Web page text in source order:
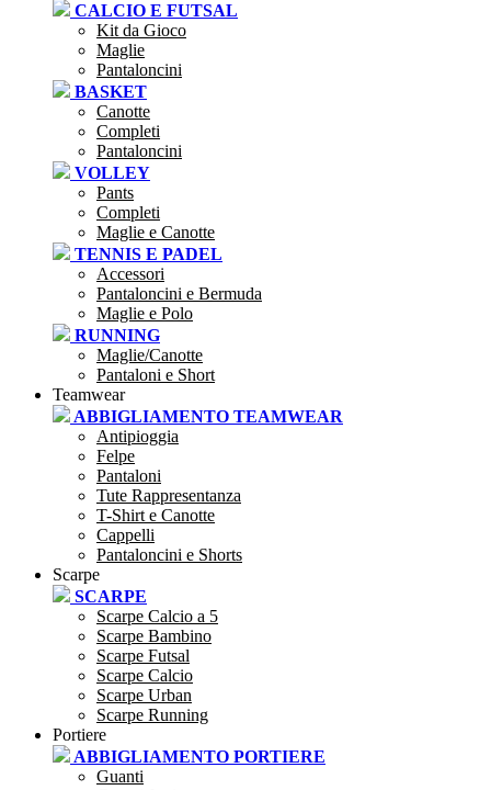
CALCIO E FUTSAL
Kit da Gioco
Maglie
Pantaloncini
BASKET
Canotte
Completi
Pantaloncini
VOLLEY
Pants
Completi
Maglie e Canotte
TENNIS E PADEL
Accessori
Pantaloncini e Bermuda
Maglie e Polo
RUNNING
Maglie/Canotte
Pantaloni e Short
Teamwear
ABBIGLIAMENTO TEAMWEAR
Antipioggia
Felpe
Pantaloni
Tute Rappresentanza
T-Shirt e Canotte
Cappelli
Pantaloncini e Shorts
Scarpe
SCARPE
Scarpe Calcio a 5
Scarpe Bambino
Scarpe Futsal
Scarpe Calcio
Scarpe Urban
Scarpe Running
Portiere
ABBIGLIAMENTO PORTIERE
Guanti